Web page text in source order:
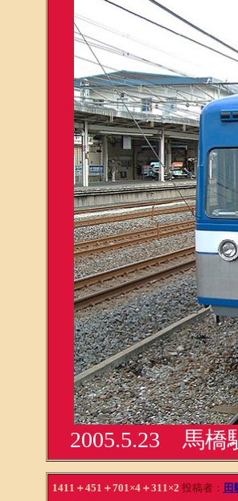
2005.5.23 馬橋
1411＋451＋701×4＋311×2 投稿者： 田